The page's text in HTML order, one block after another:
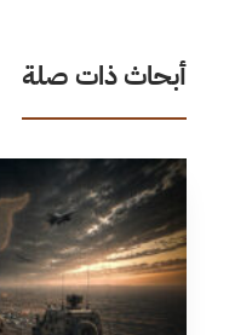
أبحاث ذات صلة